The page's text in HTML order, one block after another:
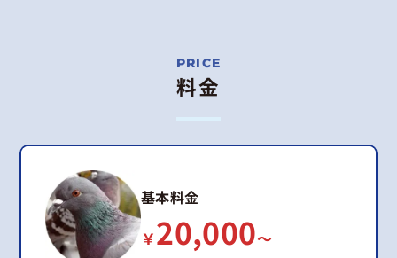
料金
基本料金
￥20,000～